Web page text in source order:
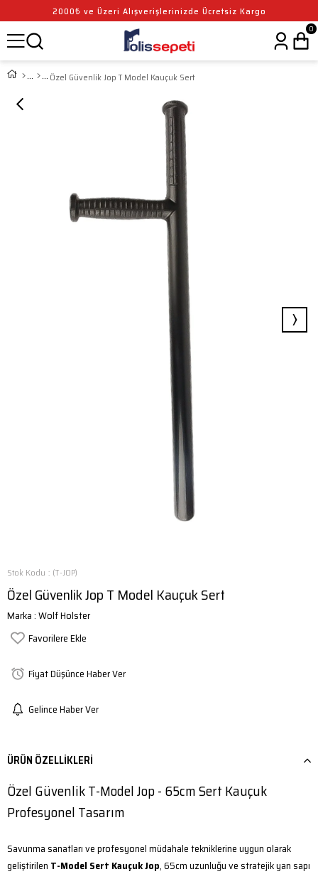
2000₺ ve Üzeri Alışverişlerinizde Ücretsiz Kargo
0
Özel Güvenlik Jop T Model Kauçuk Sert
›
Stok Kodu (T-JOP)
Özel Güvenlik Jop T Model Kauçuk Sert
Marka:Wolf Holster
Favorilere Ekle
Fiyat Düşünce Haber Ver
Gelince Haber Ver
ÜRÜN ÖZELLIKLERI
Özel Güvenlik T-Model Jop - 65cm Sert Kauçuk
Profesyonel Tasarım
Savunma sanatları ve profesyonel müdahale tekniklerine uygun olarak
geliştirilen T-Model Sert Kauçuk Jop, 65cm uzunluğu ve stratejik yan sapı